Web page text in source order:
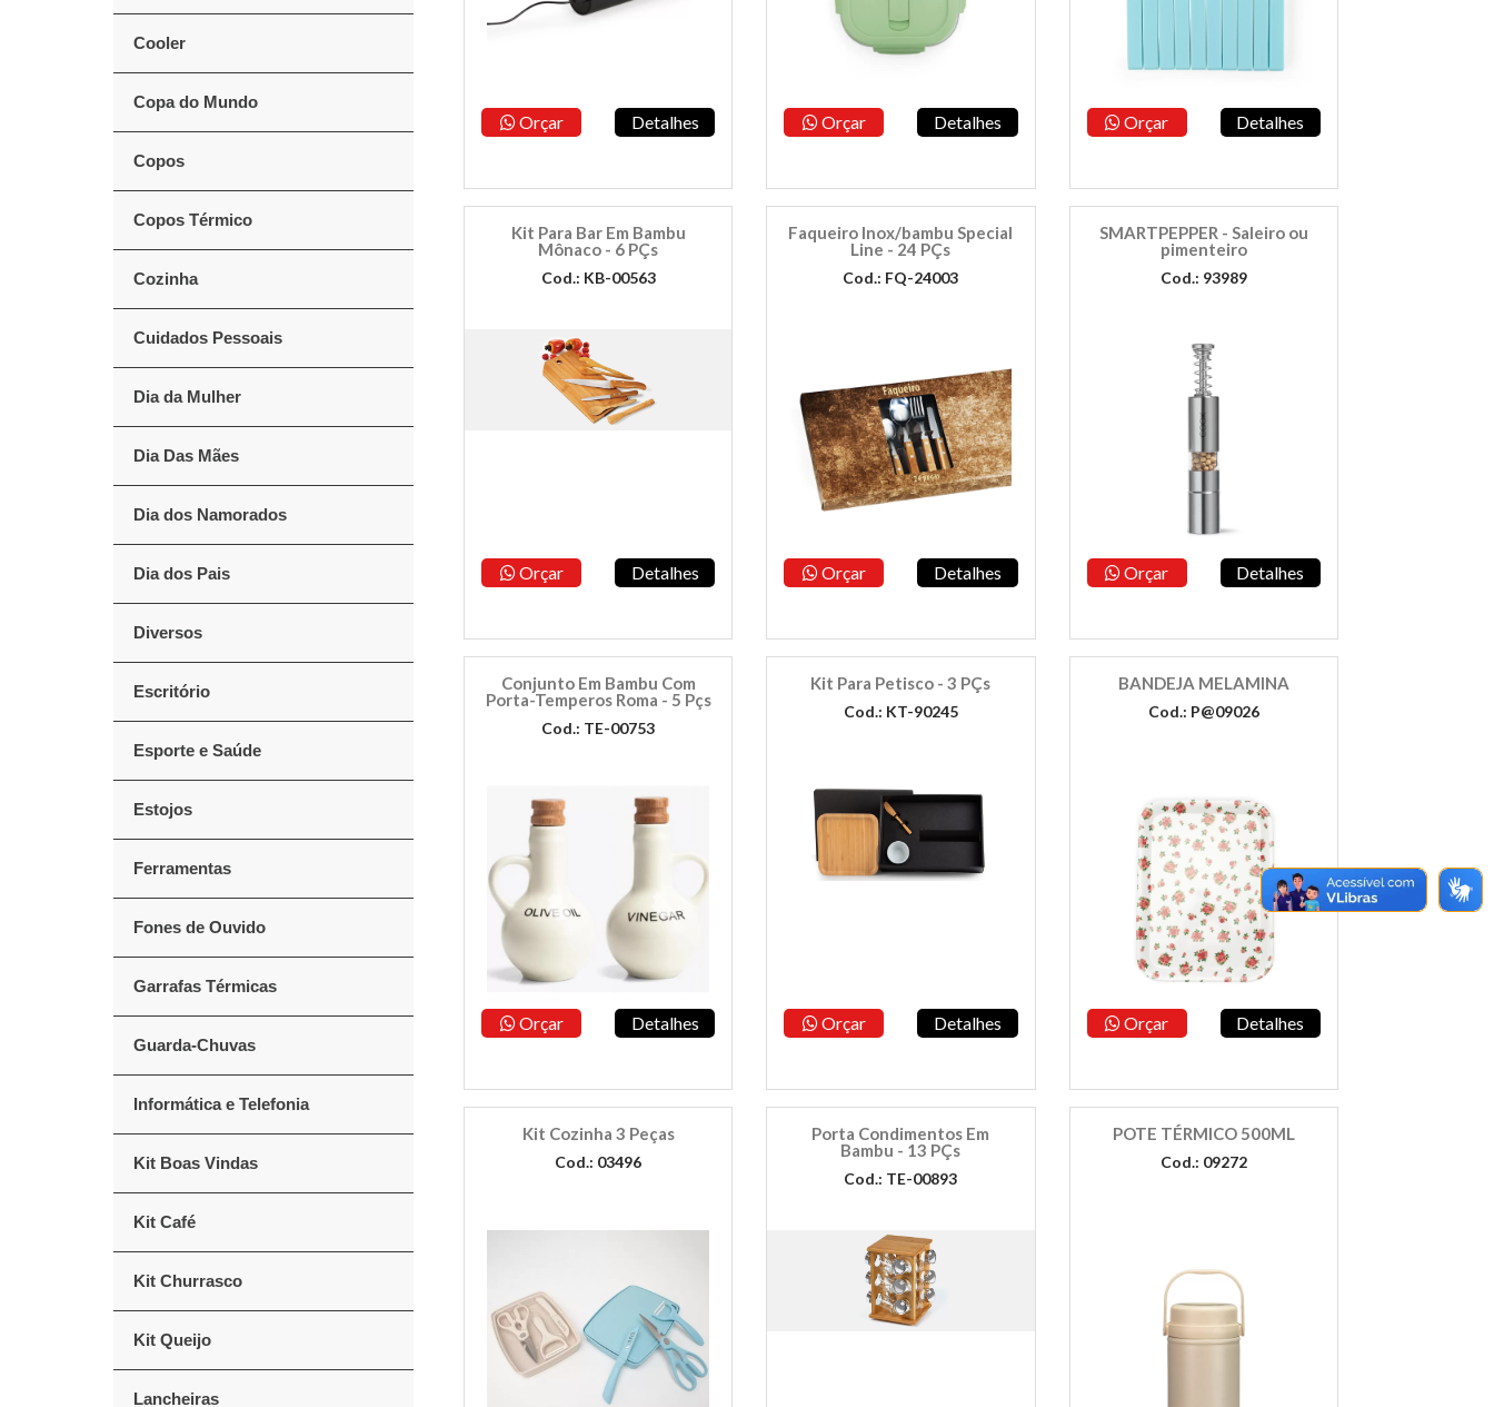
Cooler
Copa do Mundo
Copos
Copos Térmico
Cozinha
Cuidados Pessoais
Dia da Mulher
Dia Das Mães
Dia dos Namorados
Dia dos Pais
Diversos
Escritório
Esporte e Saúde
Estojos
Ferramentas
Fones de Ouvido
Garrafas Térmicas
Guarda-Chuvas
Informática e Telefonia
Kit Boas Vindas
Kit Café
Kit Churrasco
Kit Queijo
Lancheiras
Orçar Detalhes Orçar Detalhes Orçar Detalhes
Kit Para Bar Em Bambu
Mônaco - 6 PÇs
Cod.: KB-00563
Orçar Detalhes
Faqueiro Inox/bambu Special
Line - 24 PÇs
Cod.: FQ-24003
Orçar Detalhes
SMARTPEPPER - Saleiro ou
pimenteiro
Cod.: 93989
Orçar Detalhes
Conjunto Em Bambu Com
Porta-Temperos Roma - 5 Pçs
Cod.: TE-00753
Orçar Detalhes
Kit Para Petisco - 3 PÇs
Cod.: KT-90245
Orçar Detalhes
BANDEJA MELAMINA
Cod.: P@09026
Orçar Detalhes
Kit Cozinha 3 Peças
Cod.: 03496
Porta Condimentos Em
Bambu - 13 PÇs
Cod.: TE-00893
POTE TÉRMICO 500ML
Cod.: 09272